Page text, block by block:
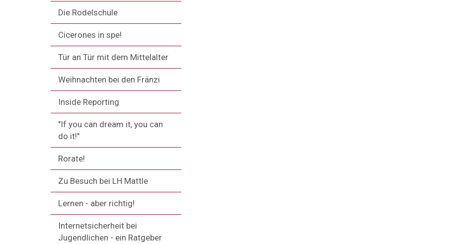
Die Rodelschule
Cicerones in spe!
Tür an Tür mit dem Mittelalter
Weihnachten bei den Fränzi
Inside Reporting
"If you can dream it, you can
do it!"
Rorate!
Zu Besuch bei LH Mattle
Lernen - aber richtig!
Internetsicherheit bei
Jugendlichen - ein Ratgeber